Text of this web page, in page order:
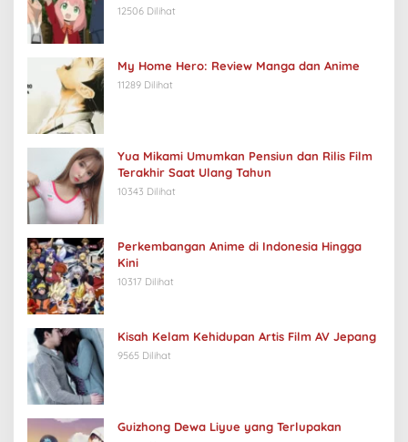
12506 Dilihat
My Home Hero: Review Manga dan Anime
11289 Dilihat
Yua Mikami Umumkan Pensiun dan Rilis Film
Terakhir Saat Ulang Tahun
10343 Dilihat
Perkembangan Anime di Indonesia Hingga
Kini
10317 Dilihat
Kisah Kelam Kehidupan Artis Film AV Jepang
9565 Dilihat
Guizhong Dewa Liyue yang Terlupakan